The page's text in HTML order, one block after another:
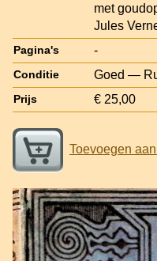
met
Jules
Pagina's -
Conditie Goed —
Prijs € 25,00
Toevoegen